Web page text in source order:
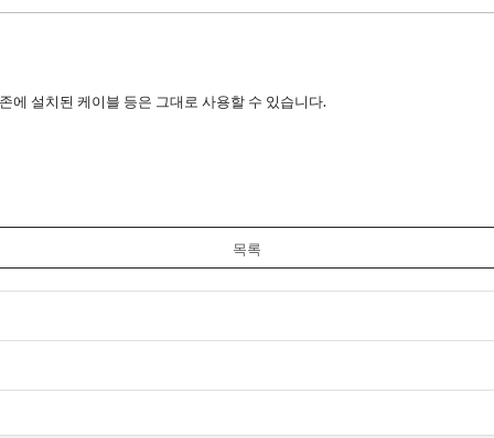
설치된 케이블 등은 그대로 사용할 수 있습니다.
목록